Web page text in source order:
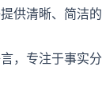
供清晰、简洁
，专注于事实